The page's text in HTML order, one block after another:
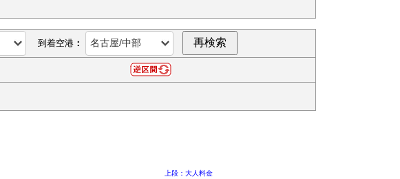
到着空港 ：
上段：大人料金